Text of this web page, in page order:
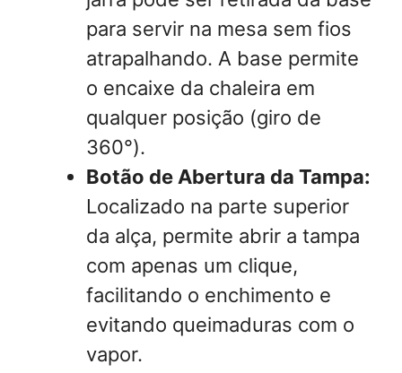
para servir na mesa sem fios
atrapalhando. A base permite
o encaixe da chaleira em
qualquer posição (giro de
360°).
Botão de Abertura da Tampa:
Localizado na parte superior
da alça, permite abrir a tampa
com apenas um clique,
facilitando o enchimento e
evitando queimaduras com o
vapor.